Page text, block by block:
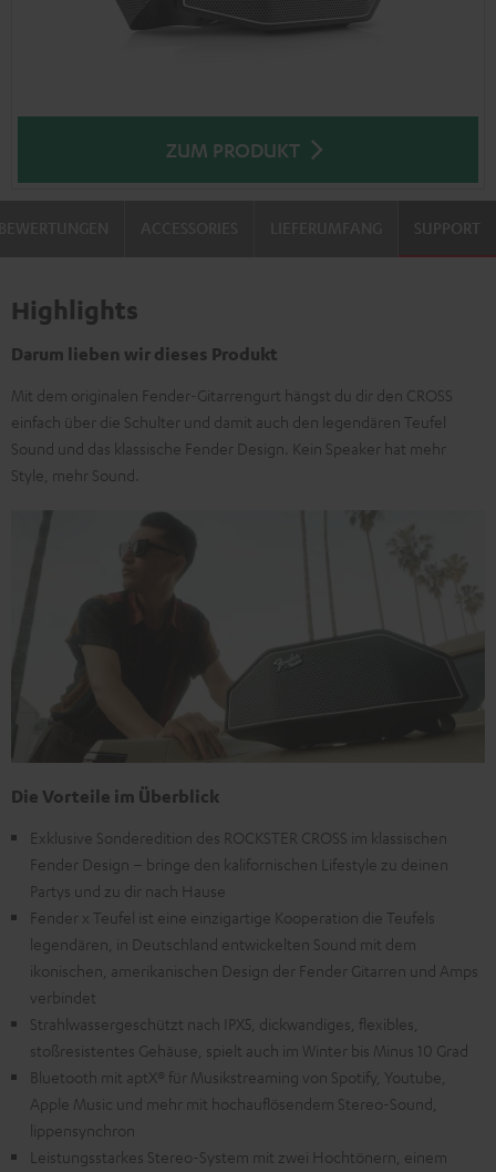
ZUM PRODUKT
SUPPORT
Highlights
Darum lieben wir dieses Produkt
Mit dem originalen Fender-Gitarrengurt hängst du dir den CROSS
einfach über die Schulter und damit auch den legendären Teufel
Sound und das klassische Fender Design. Kein Speaker hat mehr
Style, mehr Sound.
Die Vorteile im Überblick
Exklusive Sonderedition des ROCKSTER CROSS im klassischen
Fender Design – bringe den kalifornischen Lifestyle zu deinen
Partys und zu dir nach Hause
Fender x Teufel ist eine einzigartige Kooperation die Teufels
legendären, in Deutschland entwickelten Sound mit dem
ikonischen, amerikanischen Design der Fender Gitarren und Amps
verbindet
Strahlwassergeschützt nach IPX5, dickwandiges, flexibles,
stoßresistentes Gehäuse, spielt auch im Winter bis Minus 10 Grad
Bluetooth mit aptX® für Musikstreaming von Spotify, Youtube,
Apple Music und mehr mit hochauflösendem Stereo-Sound,
lippensynchron
Leistungsstarkes Stereo-System mit zwei Hochtönern, einem